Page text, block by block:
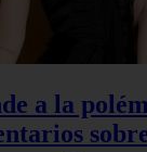
a la